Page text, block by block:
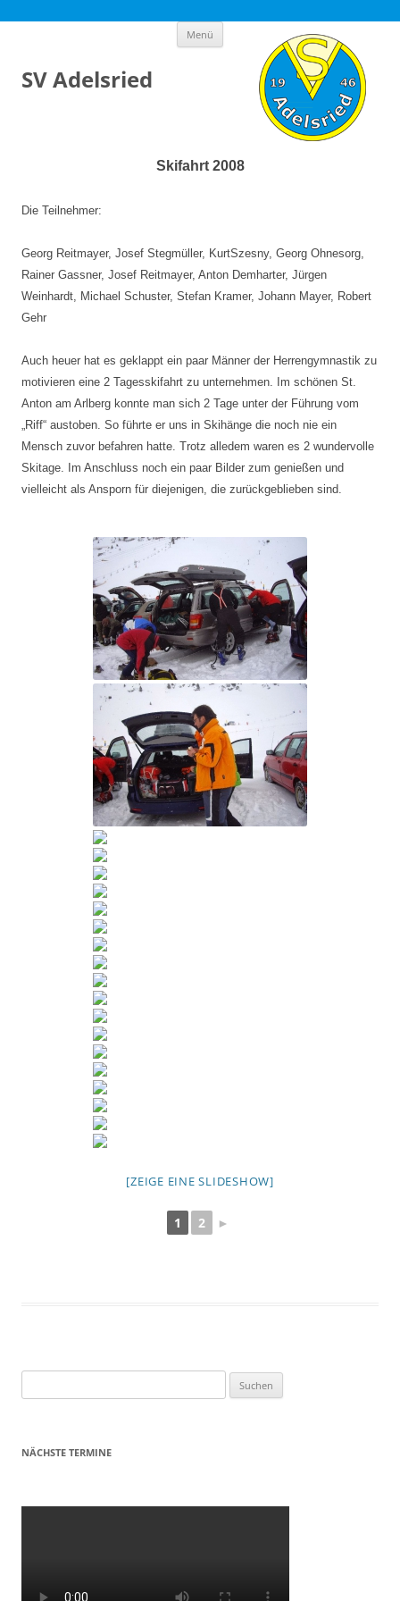
SV Adelsried
Menü Zum
springen
Skifahrt 2008
Die Teilnehmer:
Georg Reitmayer, Josef Stegmüller, KurtSzesny, Georg Ohnesorg,
Rainer Gassner, Josef Reitmayer, Anton Demharter, Jürgen
Weinhardt, Michael Schuster, Stefan Kramer, Johann Mayer, Robert
Gehr
Auch heuer hat es geklappt ein paar Männer der Herrengymnastik zu
motivieren eine 2 Tagesskifahrt zu unternehmen. Im schönen St.
Anton am Arlberg konnte man sich 2 Tage unter der Führung vom
„Riff“ austoben. So führte er uns in Skihänge die noch nie ein
Mensch zuvor befahren hatte. Trotz alledem waren es 2 wundervolle
Skitage. Im Anschluss noch ein paar Bilder zum genießen und
vielleicht als Ansporn für diejenigen, die zurückgeblieben sind.
[ZEIGE EINE SLIDESHOW]
1 2 ►
nach:
NÄCHSTE TERMINE